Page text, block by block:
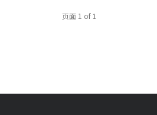
页面 1 of 1